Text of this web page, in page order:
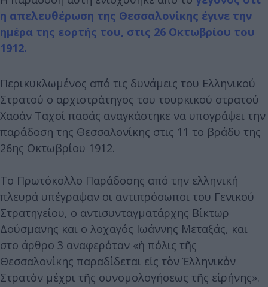
η απελευθέρωση της Θεσσαλονίκης έγινε την
ημέρα της εορτής του, στις 26 Οκτωβρίου του
1912.
Περικυκλωμένος από τις δυνάμεις του Ελληνικού
Στρατού ο αρχιστράτηγος του τουρκικού στρατού
Χασάν Ταχσί πασάς αναγκάστηκε να υπογράψει την
παράδοση της Θεσσαλονίκης στις 11 το βράδυ της
26ης Οκτωβρίου 1912.
Το Πρωτόκολλο Παράδοσης από την ελληνική
πλευρά υπέγραψαν οι αντιπρόσωποι του Γενικού
Στρατηγείου, ο αντισυνταγματάρχης Βίκτωρ
Δούσμανης και ο λοχαγός Ιωάννης Μεταξάς, και
στο άρθρο 3 αναφερόταν «ἡ πόλις τῆς
Θεσσαλονίκης παραδίδεται εἰς τὸν Ἑλληνικὸν
Στρατὸν μέχρι τῆς συνομολογήσεως τῆς εἰρήνης».